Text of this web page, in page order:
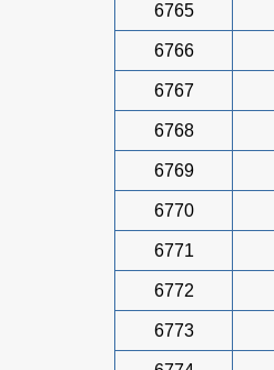
6765
6766
6767
6768
6769
6770
6771
6772
6773